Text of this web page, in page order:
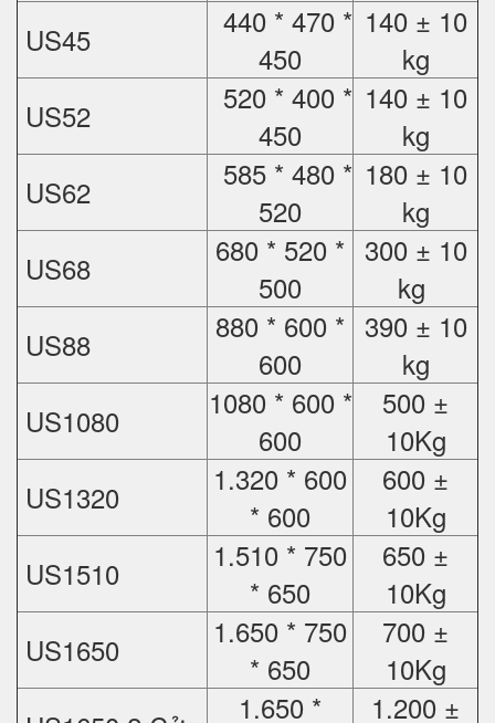
US45
440 * 470 *
450
140 ± 10
kg
US52
520 * 400 *
450
140 ± 10
kg
US62
585 * 480 *
520
180 ± 10
kg
US68
680 * 520 *
500
300 ± 10
kg
US88
880 * 600 *
600
390 ± 10
kg
US1080
1080 * 600 *
600
500 ±
10Kg
US1320
1.320 * 600
* 600
600 ±
10Kg
US1510
1.510 * 750
* 650
650 ±
10Kg
US1650
1.650 * 750
* 650
700 ±
10Kg
1.650 *
1.200 ±